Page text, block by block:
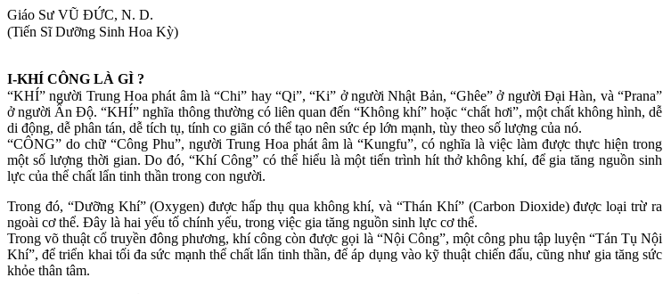
Giáo Sư VŨ ĐỨC, N. D.
(Tiến Sĩ Dưỡng Sinh Hoa Kỳ)
I-KHÍ CÔNG LÀ GÌ ?
“KHÍ” người Trung Hoa phát âm là “Chi” hay “Qi”, “Ki” ở người Nhật Bản, “Ghêe” ở người Đại Hàn, và “Prana”
ở người Ấn Độ. “KHÍ” nghĩa thông thường có liên quan đến “Không khí” hoặc “chất hơi”, một chất không hình, dễ
di động, dễ phân tán, dễ tích tụ, tính co giãn có thể tạo nên sức ép lớn mạnh, tùy theo số lượng của nó.
“CÔNG” do chữ “Công Phu”, người Trung Hoa phát âm là “Kungfu”, có nghĩa là việc làm được thực hiện trong
một số lượng thời gian. Do đó, “Khí Công” có thể hiểu là một tiến trình hít thở không khí, để gia tăng nguồn sinh
lực của thể chất lẩn tinh thần trong con người.
Trong đó, “Dưỡng Khí” (Oxygen) được hấp thụ qua không khí, và “Thán Khí” (Carbon Dioxide) được loại trừ ra
ngoài cơ thể. Đây là hai yếu tố chính yếu, trong việc gia tăng nguồn sinh lực cơ thể.
Trong võ thuật cổ truyền đông phương, khí công còn được gọi là “Nội Công”, một công phu tập luyện “Tán Tụ Nội
Khí”, để triển khai tối đa sức mạnh thể chất lẩn tinh thần, để áp dụng vào kỹ thuật chiến đấu, cũng như gia tăng sức
khỏe thân tâm.